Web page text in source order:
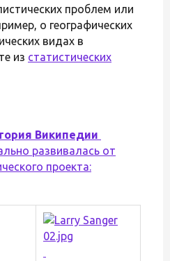
проблем или
о географических
видах в
из статистических
Википедии
развивалась от
проекта: